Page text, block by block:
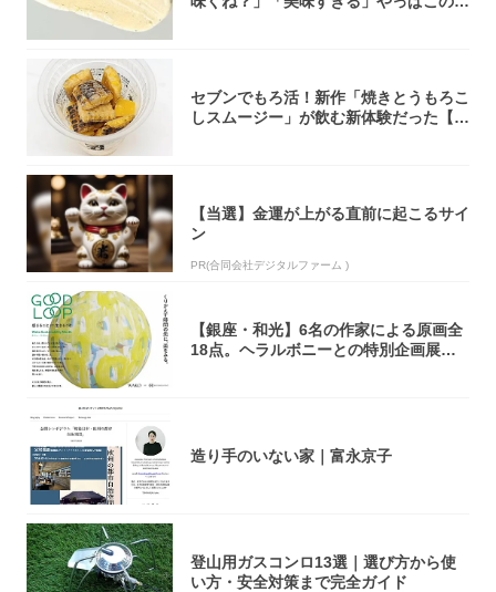
セブンでもろ活！新作「焼きとうもろこ
しスムージー」が飲む新体験だった【東
【当選】金運が上がる直前に起こるサイ
ン
PR(合同会社デジタルファーム )
【銀座・和光】6名の作家による原画全
18点。ヘラルボニーとの特別企画展「G
造り手のいない家｜富永京子
登山用ガスコンロ13選｜選び方から使
い方・安全対策まで完全ガイド